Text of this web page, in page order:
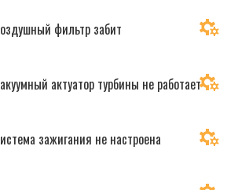
фильтр забит
актуатор турбины не работает
зажигания не настроена